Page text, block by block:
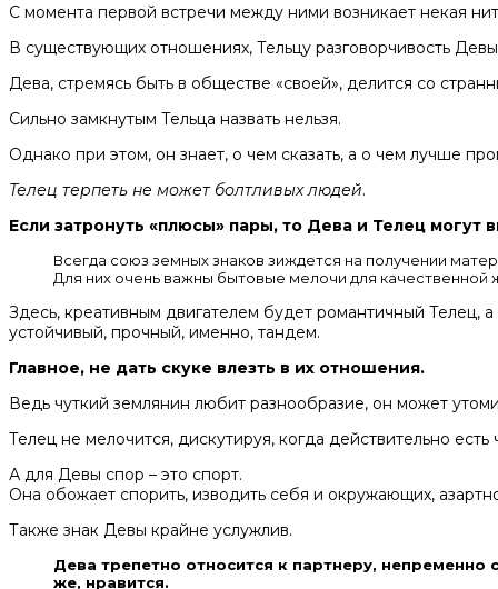
С момента первой встречи между ними возникает некая
В существующих отношениях, Тельцу разговорчивость
Дева, стремясь быть в обществе «своей», делится со
Сильно замкнутым Тельца назвать нельзя.
Однако при этом, он знает, о чем сказать, а о чем лучше
Телец терпеть не может болтливых людей.
Если затронуть «плюсы» пары, то Дева и Телец могут
Всегда союз земных знаков зиждется на получении
Для них очень важны бытовые мелочи для качественной
Здесь, креативным двигателем будет романтичный Телец,
устойчивый, прочный, именно, тандем.
Главное, не дать скуке влезть в их отношения.
Ведь чуткий землянин любит разнообразие, он может
Телец не мелочится, дискутируя, когда действительно
А для Девы спор – это спорт.
Она обожает спорить, изводить себя и окружающих,
Также знак Девы крайне услужлив.
Дева трепетно относится к партнеру, непременно
же, нравится.